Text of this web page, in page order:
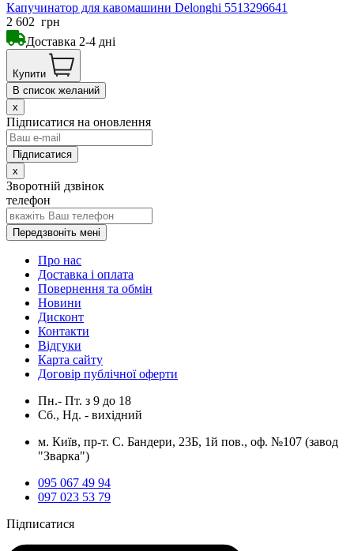
Капучинатор для кавомашини Delonghi 5513296641
2 602 грн
Доставка 2-4 дні
Купити
В список желаний
x
Підписатися на оновлення
x
Зворотній дзвінок
телефон
Передзвоніть мені
Про нас
Доставка і оплата
Повернення та обмін
Новини
Дисконт
Контакти
Відгуки
Карта сайту
Договір публічної оферти
Пн.- Пт. з 9 до 18
Сб., Нд. - вихідний
м. Київ, пр-т. С. Бандери, 23Б, 1й пов., оф. №107 (завод
"Зварка")
095 067 49 94
097 023 53 79
Підписатися